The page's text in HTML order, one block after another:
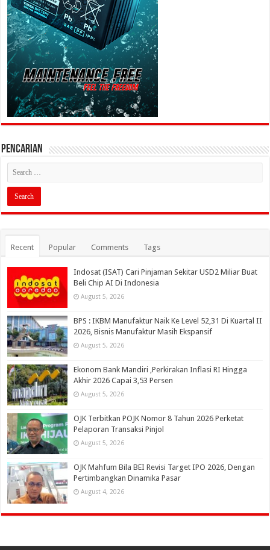
PENCARIAN
Recent Popular Comments Tags
Indosat (ISAT) Cari Pinjaman Sekitar USD2 Miliar Buat
Beli Chip AI Di Indonesia
August 5, 2026
BPS : IKBM Manufaktur Naik Ke Level 52,31 Di Kuartal II
2026, Bisnis Manufaktur Masih Ekspansif
August 5, 2026
Ekonom Bank Mandiri ,Perkirakan Inflasi RI Hingga
Akhir 2026 Capai 3,53 Persen
August 5, 2026
OJK Terbitkan POJK Nomor 8 Tahun 2026 Perketat
Pelaporan Transaksi Pinjol
August 5, 2026
OJK Mahfum Bila BEI Revisi Target IPO 2026, Dengan
Pertimbangkan Dinamika Pasar
August 4, 2026